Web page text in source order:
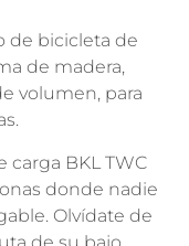
de bicicleta de
de madera,
volumen, para
carga BKL TWC
donde nadie
Olvídate de